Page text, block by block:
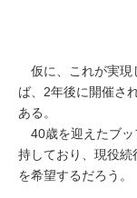
仮に、これが実現
ば、2年後に開催さ
ある。
40歳を迎えたブッ
持しており、現役
を希望するだろう。